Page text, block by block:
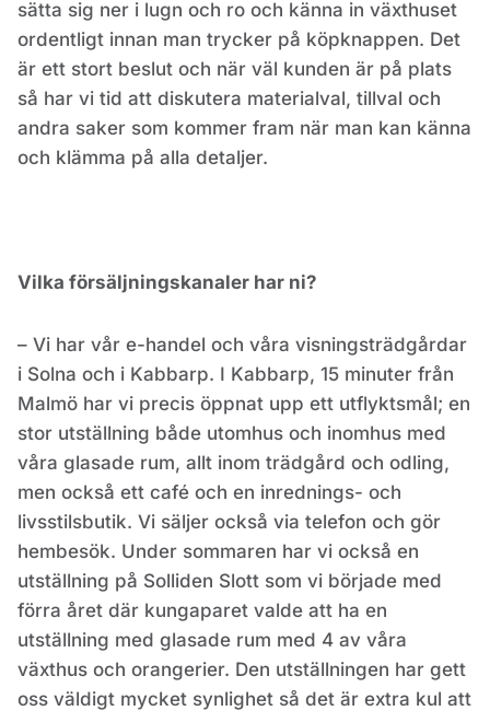
sätta sig ner i lugn och ro och känna in växthuset
ordentligt innan man trycker på köpknappen. Det
är ett stort beslut och när väl kunden är på plats
så har vi tid att diskutera materialval, tillval och
andra saker som kommer fram när man kan känna
och klämma på alla detaljer.
Vilka försäljningskanaler har ni?
– Vi har vår e-handel och våra visningsträdgårdar
i Solna och i Kabbarp. I Kabbarp, 15 minuter från
Malmö har vi precis öppnat upp ett utflyktsmål; en
stor utställning både utomhus och inomhus med
våra glasade rum, allt inom trädgård och odling,
men också ett café och en inrednings- och
livsstilsbutik. Vi säljer också via telefon och gör
hembesök. Under sommaren har vi också en
utställning på Solliden Slott som vi började med
förra året där kungaparet valde att ha en
utställning med glasade rum med 4 av våra
växthus och orangerier. Den utställningen har gett
oss väldigt mycket synlighet så det är extra kul att